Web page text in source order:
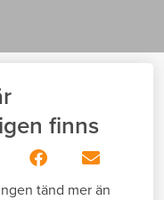
finns
tänd mer än